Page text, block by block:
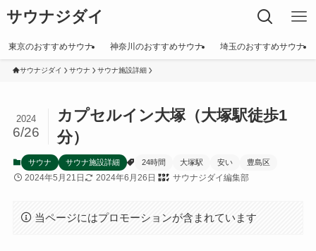
サウナジダイ
東京のおすすめサウナ 神奈川のおすすめサウナ 埼玉のおすすめサウナ
サウナジダイ サウナ サウナ施設詳細
カプセルイン大塚（大塚駅徒歩1
分）
2024
6/26
サウナ サウナ施設詳細 24時間 大塚駅 安い 豊島区
2024年5月21日 2024年6月26日 サウナジダイ編集部
当ページにはプロモーションが含まれています